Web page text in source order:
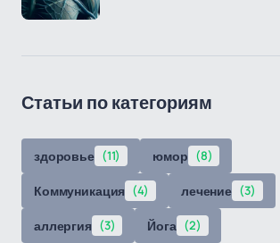
Статьи по категориям
здоровье (11) юмор (8)
Коммуникация (4) лечение (3)
аллергия (3) Йога (2)